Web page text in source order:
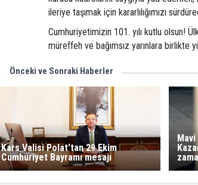
ileriye taşımak için kararlılığımızı
Cumhuriyetimizin 101. yılı kutlu olsun!
müreffeh ve bağımsız yarınlara birlikte
Önceki ve Sonraki Haberler
Kars Valisi Polat'tan 29 Ekim
Cumhuriyet Bayramı mesajı